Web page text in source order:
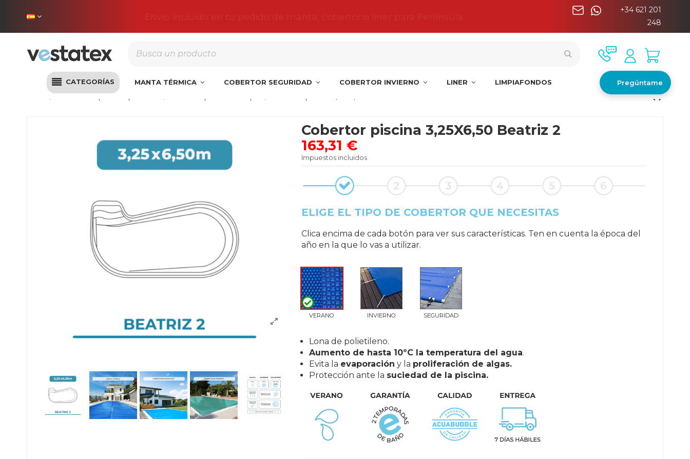
+34 621 201
248
CATEGORÍAS MANTA TÉRMICA COBERTOR SEGURIDAD COBERTOR INVIERNO LINER LIMPIAFONDOS Pregúntame
Cobertores piscinas poliéster
Cobertor piscina 3,25X6,50 Beatriz 2
163,31 €
Impuestos incluidos
ELIGE EL TIPO DE COBERTOR QUE NECESITAS
Clica encima de cada botón para ver sus características. Ten en cuenta la época del
año en la que lo vas a utilizar.
VERANO INVIERNO SEGURIDAD
Lona de polietileno.
Aumento de hasta 10ºC la temperatura del agua.
Evita la evaporación y la proliferación de algas.
Protección ante la suciedad de la piscina.